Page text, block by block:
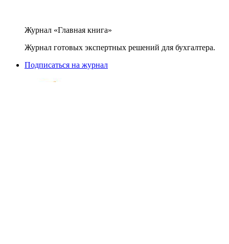
Журнал «Главная книга»
Журнал готовых экспертных решений для бухгалтера.
Подписаться на журнал